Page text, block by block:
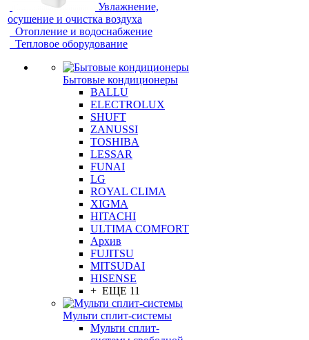
Увлажнение,
осушение и очистка воздуха
Отопление и водоснабжение
Тепловое оборудование
Бытовые кондиционеры
BALLU
ELECTROLUX
SHUFT
ZANUSSI
TOSHIBA
LESSAR
FUNAI
LG
ROYAL CLIMA
XIGMA
HITACHI
ULTIMA COMFORT
Архив
FUJITSU
MITSUDAI
HISENSE
+ ЕЩЕ 11
Мульти сплит-системы
Мульти сплит-